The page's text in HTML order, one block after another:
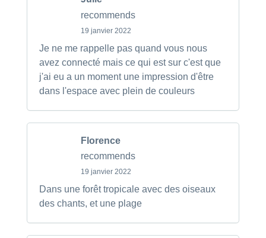
recommends
19 janvier 2022
Je ne me rappelle pas quand vous nous
avez connecté mais ce qui est sur c'est que
j'ai eu a un moment une impression d'être
dans l'espace avec plein de couleurs
Florence
recommends
19 janvier 2022
Dans une forêt tropicale avec des oiseaux
des chants, et une plage